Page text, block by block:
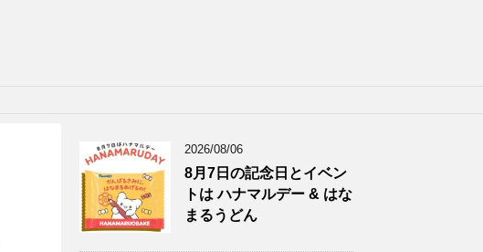
2026/08/06
8月7日の記念日とイベン
トは ハナマルデー & はな
まるうどん